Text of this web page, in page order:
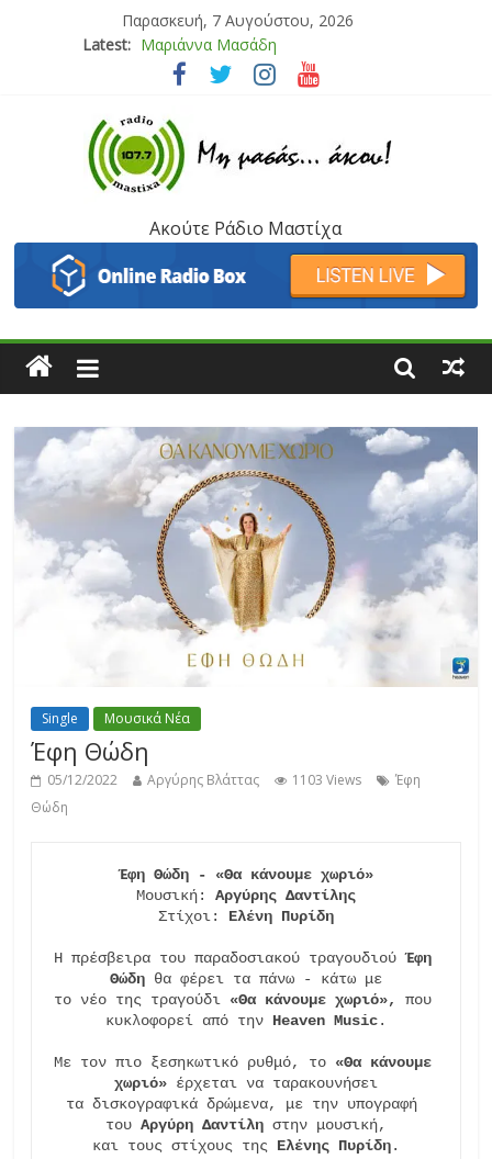
Παρασκευή, 7 Αυγούστου, 2026
Latest: Μαριάννα Μασάδη
Τάνια Μπρεάζου
Μάνος Τρυπιάς & Γιώργος Στρατάκης
Ιορδάνης Αγαπητός
Ακούτε Ράδιο Μαστίχα
Single Μουσικά Νέα
Έφη Θώδη
05/12/2022 Αργύρης Βλάττας 1103 Views
Έφη
Θώδη
Έφη Θώδη - «Θα κάνουμε χωριό»
Μουσική: Αργύρης Δαντίλης
Στίχοι: Ελένη Πυρίδη
Η πρέσβειρα του παραδοσιακού τραγουδιού Έφη
Θώδη θα φέρει τα πάνω - κάτω με
το νέο της τραγούδι «Θα κάνουμε χωριό», που
κυκλοφορεί από την Heaven Music.
Με τον πιο ξεσηκωτικό ρυθμό, το «Θα κάνουμε
χωριό» έρχεται να ταρακουνήσει
τα δισκογραφικά δρώμενα, με την υπογραφή
του Αργύρη Δαντίλη στην μουσική,
και τους στίχους της Ελένης Πυρίδη.